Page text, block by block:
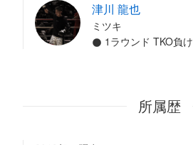
津川 龍也
ミツキ
1ラウンド TKO負け
所属歴